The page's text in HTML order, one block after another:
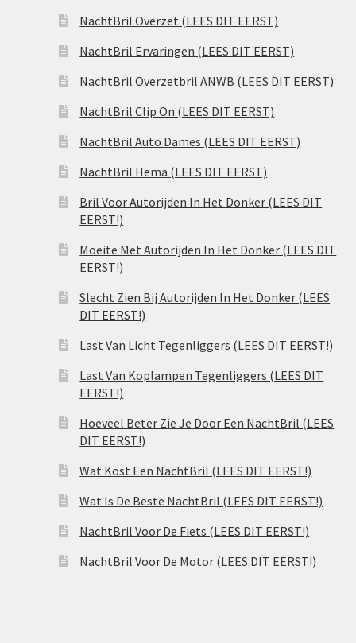
NachtBril Overzet (LEES DIT EERST)
NachtBril Ervaringen (LEES DIT EERST)
NachtBril Overzetbril ANWB (LEES DIT EERST)
NachtBril Clip On (LEES DIT EERST)
NachtBril Auto Dames (LEES DIT EERST)
NachtBril Hema (LEES DIT EERST)
Bril Voor Autorijden In Het Donker (LEES DIT
EERST!)
Moeite Met Autorijden In Het Donker (LEES DIT
EERST!)
Slecht Zien Bij Autorijden In Het Donker (LEES
DIT EERST!)
Last Van Licht Tegenliggers (LEES DIT EERST!)
Last Van Koplampen Tegenliggers (LEES DIT
EERST!)
Hoeveel Beter Zie Je Door Een NachtBril (LEES
DIT EERST!)
Wat Kost Een NachtBril (LEES DIT EERST!)
Wat Is De Beste NachtBril (LEES DIT EERST!)
NachtBril Voor De Fiets (LEES DIT EERST!)
NachtBril Voor De Motor (LEES DIT EERST!)